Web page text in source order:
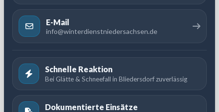
E-Mail
info@winterdienstniedersachsen.de
Schnelle Reaktion
Bei Glätte & Schneefall in Bliedersdorf zuverlässig
Dokumentierte Einsätze